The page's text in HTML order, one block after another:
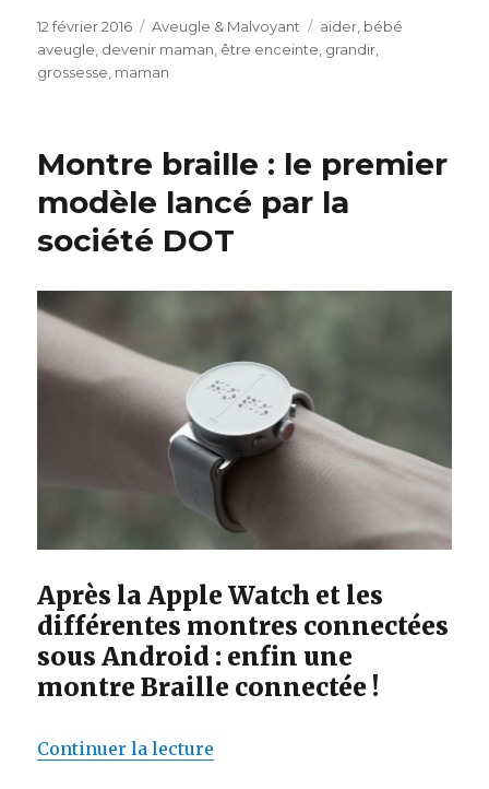
Publié
le
12 février 2016 Catégories
Aveugle & Malvoyant Étiquettes
aider, bébé
aveugle, devenir maman, être enceinte, grandir,
grossesse, maman
Montre braille : le premier
modèle lancé par la
société DOT
Après la Apple Watch et les
différentes montres connectées
sous Android : enfin une
montre Braille connectée !
Continuer la lecture